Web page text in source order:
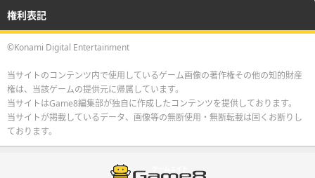
権利表記
©Konami Digital Entertainment
当サイトのコンテンツ内で使用しているゲーム画像の著作権その他の知的財産
権は、当該ゲームの提供元に帰属しています。
当サイトはGame8編集部が独自に作成したコンテンツを提供しております。
当サイトが掲載しているデータ、画像等の無断使用・無断転載は固くお断りし
ております。